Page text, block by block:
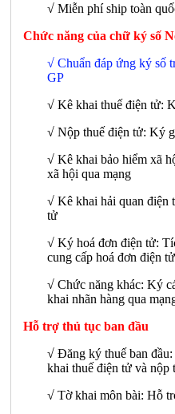
√ Miễn phí ship toàn
Chức năng của chữ ký số
√ Chuẩn đáp ứng ký số
GP
√ Kê khai thuế điện tử:
√ Nộp thuế điện tử: Ký
√ Kê khai bảo hiểm xã
xã hội qua mạng
√ Kê khai hải quan điện
tử
√ Ký hoá đơn điện tử:
cung cấp hoá đơn điện
√ Chức năng khác: Ký
khai nhãn hàng qua
Hỗ trợ thủ tục ban đầu
√ Đăng ký thuế ban
khai thuế điện tử và nộp
√ Tờ khai môn bài: Hỗ